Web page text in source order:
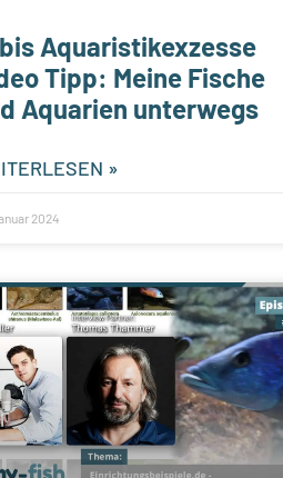
Aquaristikexzesse
Tipp: Meine Fische
Aquarien unterwegs
»
2024